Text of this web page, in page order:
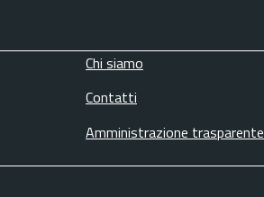
Chi siamo
Contatti
Amministrazione trasparente